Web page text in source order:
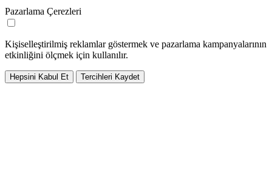
Pazarlama Çerezleri
Kişiselleştirilmiş reklamlar göstermek ve pazarlama kampanyalarının
etkinliğini ölçmek için kullanılır.
Hepsini Kabul Et Tercihleri Kaydet